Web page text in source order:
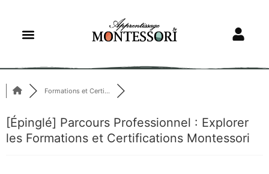
Formations et Certi...
[Épinglé] Parcours Professionnel : Explorer
les Formations et Certifications Montessori